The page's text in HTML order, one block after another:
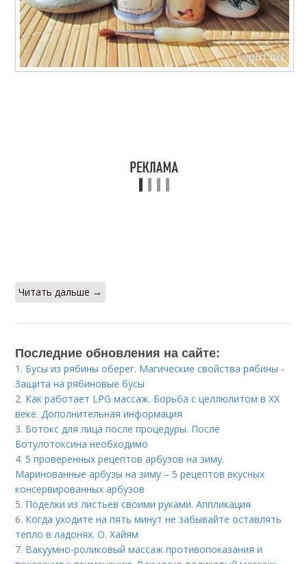
Читать дальше →
Последние обновления на сайте:
1. Бусы из рябины оберег. Магические свойства рябины -
Защита на рябиновые бусы
2. Как работает LPG массаж. Борьба с целлюлитом в XX
веке. Дополнительная информация
3. Ботокс для лица после процедуры. После
Ботулотоксина необходимо
4. 5 проверенных рецептов арбузов на зиму.
Маринованные арбузы на зиму – 5 рецептов вкусных
консервированных арбузов
5. Поделки из листьев своими руками. Аппликация
6. Когда уходите на пять минут не забывайте оставлять
тепло в ладонях. О. Хайям
7. Вакуумно-роликовый массаж противопоказания и